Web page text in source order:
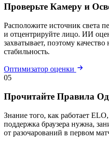
Проверьте Камеру и
Расположите источник света
и отцентрируйте лицо. ИИ
захватывает, поэтому
стабильность.
Оптимизатор оценки
05
Прочитайте Правила
Знание того, как работает
поддержка браузера нужна,
от разочарований в первом